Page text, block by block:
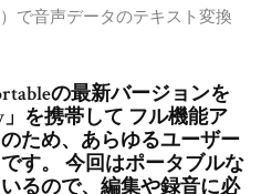
で音声データのテキスト変換
の最新バージョンを
を携帯して フル機能ア
ため、あらゆるユーザー
す。 今回はポータブルな
るので、編集や録音に必